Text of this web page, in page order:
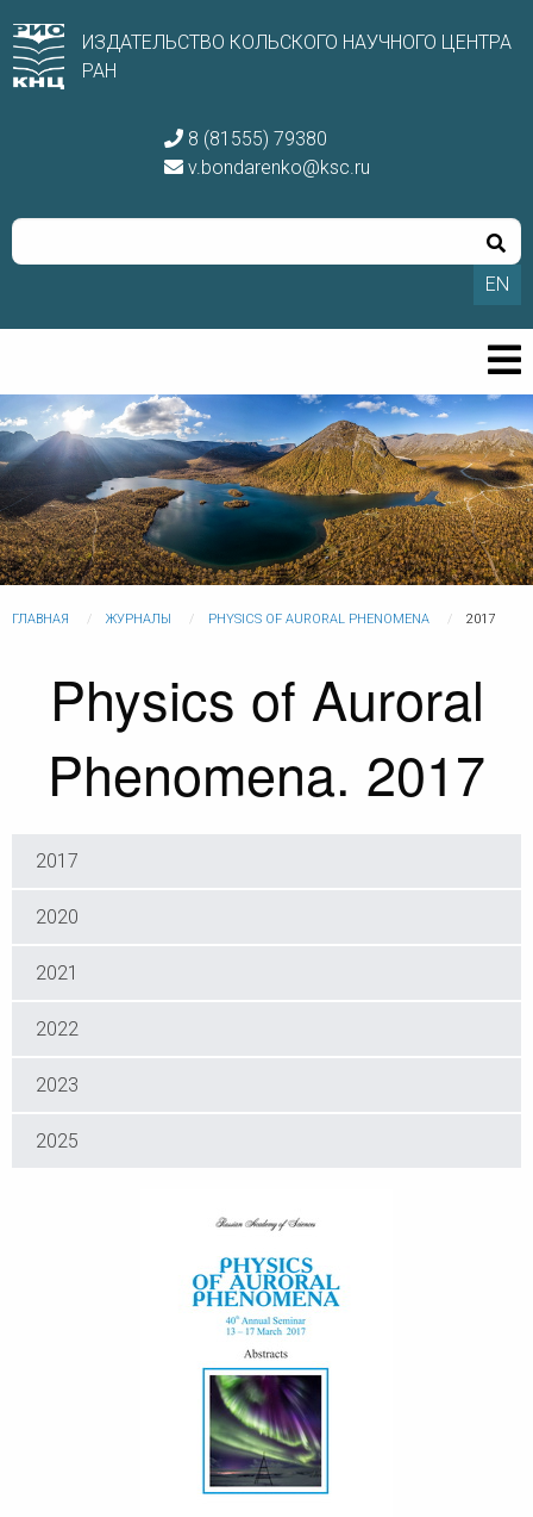
ИЗДАТЕЛЬСТВО КОЛЬСКОГО НАУЧНОГО ЦЕНТРА
РАН
8 (81555) 79380
v.bondarenko@ksc.ru
EN
ГЛАВНАЯ ЖУРНАЛЫ PHYSICS OF AURORAL PHENOMENA 2017
Physics of Auroral
Phenomena. 2017
2017
2020
2021
2022
2023
2025